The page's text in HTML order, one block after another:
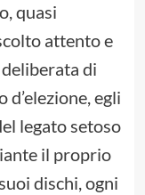
quasi
attento e
di
egli
legato setoso
il proprio
dischi, ogni